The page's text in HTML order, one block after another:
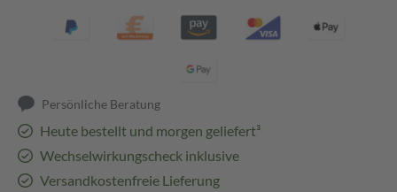
Persönliche Beratung
Heute bestellt und morgen geliefert³
Wechselwirkungscheck inklusive
Versandkostenfreie Lieferung